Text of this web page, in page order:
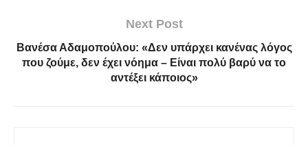
Next Post
Βανέσα Αδαμοπούλου: «Δεν υπάρχει κανένας λόγος
που ζούμε, δεν έχει νόημα – Είναι πολύ βαρύ να το
αντέξει κάποιος»